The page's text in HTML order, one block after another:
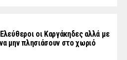
Ελεύθεροι οι Καργάκηδες αλλά με
μην πλησιάσουν στο χωριό